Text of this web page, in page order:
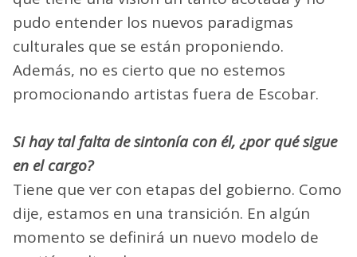
pudo entender los nuevos paradigmas
culturales que se están proponiendo.
Además, no es cierto que no estemos
promocionando artistas fuera de Escobar.
Si hay tal falta de sintonía con él, ¿por qué sigue
en el cargo?
Tiene que ver con etapas del gobierno. Como
dije, estamos en una transición. En algún
momento se definirá un nuevo modelo de